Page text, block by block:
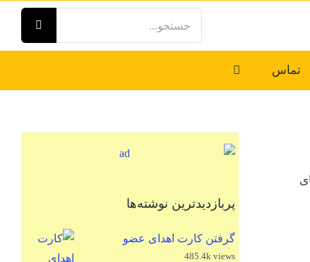
تماس
پربازدیدترین نوشته‌ها
گرفتن کارت اهدای عضو
485.4k views